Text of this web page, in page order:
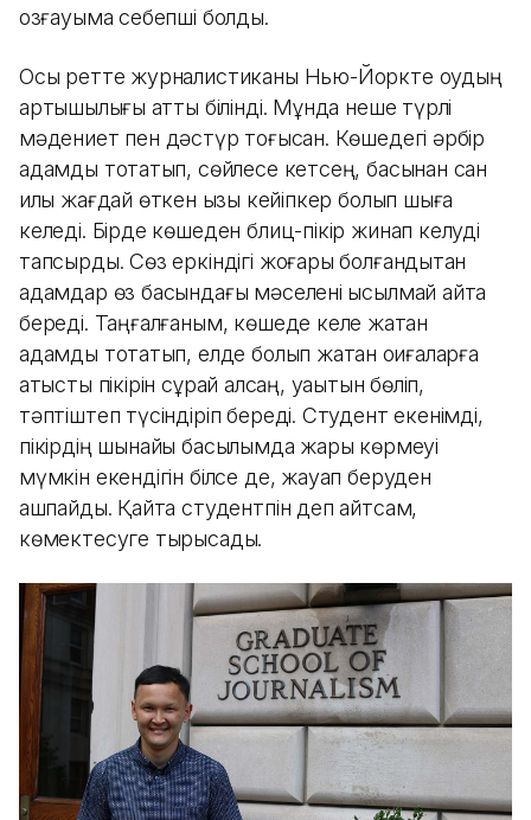
қозғауыма себепші болды.
Осы ретте журналистиканы Нью-Йоркте оқудың
артықшылығы қатты білінді. Мұнда неше түрлі
мәдениет пен дәстүр тоғысқан. Көшедегі әрбір
адамды тоқтатып, сөйлесе кетсең, басынан сан
қилы жағдай өткен қызық кейіпкер болып шыға
келеді. Бірде көшеден блиц-пікір жинап келуді
тапсырды. Сөз еркіндігі жоғары болғандықтан
адамдар өз басындағы мәселені қысылмай айта
береді. Таңғалғаным, көшеде келе жатқан
адамды тоқтатып, елде болып жатқан оқиғаларға
қатысты пікірін сұрай қалсаң, уақытын бөліп,
тәптіштеп түсіндіріп береді. Студент екенімді,
пікірдің шынайы басылымда жарық көрмеуі
мүмкін екендігін білсе де, жауап беруден
қашпайды. Қайта студентпін деп айтсам,
көмектесуге тырысады.